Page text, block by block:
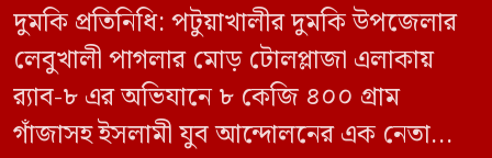
দুমকি প্রতিনিধি: পটুয়াখালীর দুমকি উপজেলার
লেবুখালী পাগলার মোড় টোলপ্লাজা এলাকায়
র‍্যাব-৮ এর অভিযানে ৮ কেজি ৪০০ গ্রাম
গাঁজাসহ ইসলামী যুব আন্দোলনের এক নেতাকে